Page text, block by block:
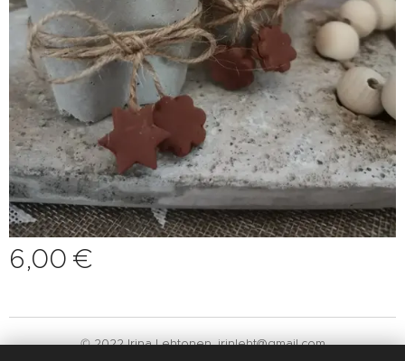
6,00 €
© 2022 Irina Lehtonen. irinleht@gmail.com